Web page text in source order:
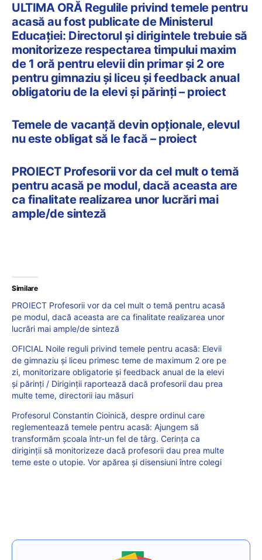
ULTIMA ORĂ Regulile privind temele pentru
acasă au fost publicate de Ministerul
Educației: Directorul și dirigintele trebuie să
monitorizeze respectarea timpului maxim
de 1 oră pentru elevii din primar și 2 ore
pentru gimnaziu și liceu și feedback anual
obligatoriu de la elevi și părinți – proiect
Temele de vacanță devin opționale, elevul
nu este obligat să le facă – proiect
PROIECT Profesorii vor da cel mult o temă
pentru acasă pe modul, dacă aceasta are
ca finalitate realizarea unor lucrări mai
ample/de sinteză
Similare
PROIECT Profesorii vor da cel mult o temă pentru acasă
pe modul, dacă aceasta are ca finalitate realizarea unor
lucrări mai ample/de sinteză
OFICIAL Noile reguli privind temele pentru acasă: Elevii
de gimnaziu și liceu primesc teme de maximum 2 ore pe
zi, monitorizare obligatorie și feedback anual de la elevi
și părinți / Diriginții raportează dacă profesorii dau prea
multe teme, directorii iau măsuri
Profesorul Constantin Cioinică, despre ordinul care
reglementează temele pentru acasă: Ajungem să
transformăm școala într-un fel de târg. Cerința ca
diriginții să monitorizeze dacă profesorii dau prea multe
teme este o utopie. Vor apărea și disensiuni între colegi